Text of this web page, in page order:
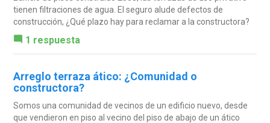
tienen filtraciones de agua. El seguro alude defectos de
construcción, ¿Qué plazo hay para reclamar a la constructora?
1 respuesta
Arreglo terraza ático: ¿Comunidad o
constructora?
Somos una comunidad de vecinos de un edificio nuevo, desde
que vendieron en piso al vecino del piso de abajo de un ático